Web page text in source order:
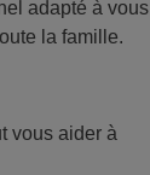
adapté à vous
la famille.
vous aider à